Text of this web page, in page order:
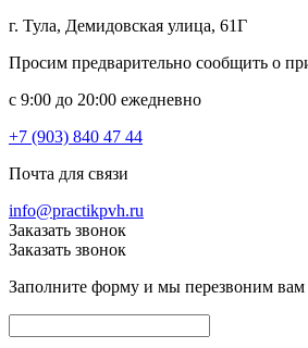
г. Тула, Демидовская улица, 61Г
Просим предварительно сообщить о
c 9:00 до 20:00 ежедневно
+7 (903) 840 47 44
Почта для связи
info@practikpvh.ru
Заказать звонок
Заказать звонок
Заполните форму и мы перезвоним вам